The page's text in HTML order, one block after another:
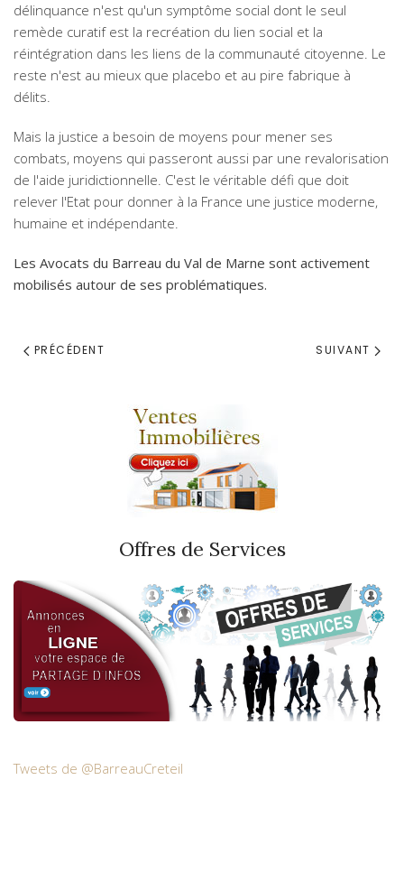
délinquance n'est qu'un symptôme social dont le seul
remède curatif est la recréation du lien social et la
réintégration dans les liens de la communauté citoyenne. Le
reste n'est au mieux que placebo et au pire fabrique à
délits.
Mais la justice a besoin de moyens pour mener ses
combats, moyens qui passeront aussi par une revalorisation
de l'aide juridictionnelle. C'est le véritable défi que doit
relever l'Etat pour donner à la France une justice moderne,
humaine et indépendante.
Les Avocats du Barreau du Val de Marne sont activement
mobilisés autour de ses problématiques.
PRÉCÉDENT SUIVANT
Offres de Services
Tweets de @BarreauCreteil